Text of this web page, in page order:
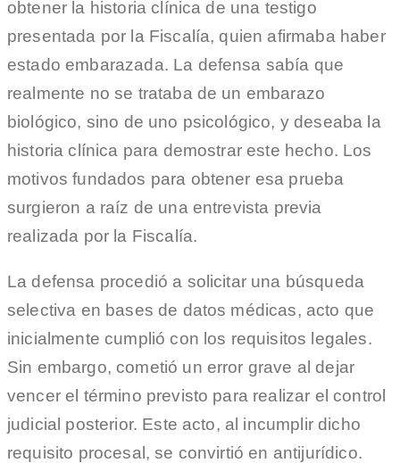
obtener la historia clínica de una testigo
presentada por la Fiscalía, quien afirmaba haber
estado embarazada. La defensa sabía que
realmente no se trataba de un embarazo
biológico, sino de uno psicológico, y deseaba la
historia clínica para demostrar este hecho. Los
motivos fundados para obtener esa prueba
surgieron a raíz de una entrevista previa
realizada por la Fiscalía.
La defensa procedió a solicitar una búsqueda
selectiva en bases de datos médicas, acto que
inicialmente cumplió con los requisitos legales.
Sin embargo, cometió un error grave al dejar
vencer el término previsto para realizar el control
judicial posterior. Este acto, al incumplir dicho
requisito procesal, se convirtió en antijurídico.